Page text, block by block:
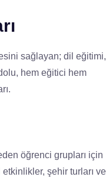
sağlayan; dil eğitimi,
hem eğitici hem
öğrenci grupları için
şehir turları ve